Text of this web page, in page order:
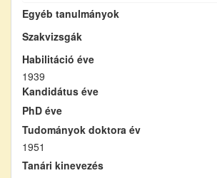
Egyéb tanulmányok
Szakvizsgák
Habilitáció éve
1939
Kandidátus éve
PhD éve
Tudományok doktora év
1951
Tanári kinevezés